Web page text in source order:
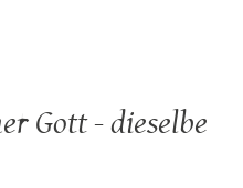
Gott - dieselbe